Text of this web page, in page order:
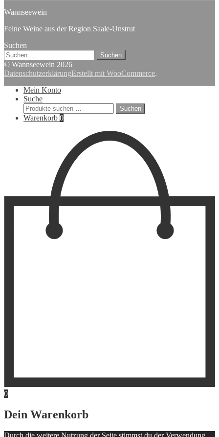
Wannseewein
Feine Weine aus der Region Saale-Unstrut
Suchen
Suchen
nach:
© Wannseewein 2026
DatenschutzerklärungErstellt mit WooCommerce.
Mein Konto
Suche
Suchen
nach:
Suchen
Warenkorb 0
0
Dein Warenkorb
Durch die weitere Nutzung der Seite stimmst du der Verwendung